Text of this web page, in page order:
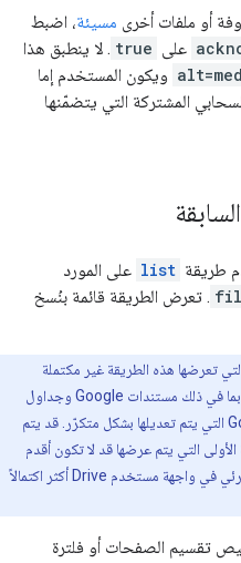
أو ملفات أخرى مسيئة، اضبط
على true . لا ينطبق هذا
ويكون المستخدم إما
المشتركة التي يتضمّنها
طريقة list على المورد
. تعرض الطريقة قائمة بنُسخ
تعرضها هذه الطريقة غير مكتملة
للملفات التي تتضمّن سِجل النُسخ السابقة كبيرًا، بما في ذلك مستندات Google وجداول
بيانات Google والعروض التقديمية من Google التي يتم تعديلها بشكل متكرّر. قد يتم
التي يتم عرضها قد لا تكون أقدم
نسخة متوفرة. قد يكون سِجل النُسخ السابقة المرئي في واجهة مستخدم Drive أكثر اكتمالاً
تقسيم الصفحات أو فلترة